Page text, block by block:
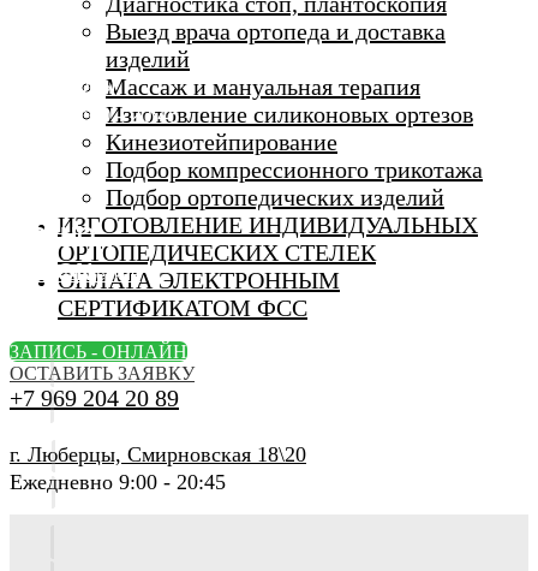
Выезд врача ортопеда и доставка
изделий
Массаж и мануальная терапия
Изготовление силиконовых ортезов
Кинезиотейпирование
Подбор компрессионного трикотажа
Подбор ортопедических изделий
ИЗГОТОВЛЕНИЕ ИНДИВИДУАЛЬНЫХ
ОРТОПЕДИЧЕСКИХ СТЕЛЕК
ОПЛАТА ЭЛЕКТРОННЫМ
СЕРТИФИКАТОМ ФСС
ЗАПИСЬ - ОНЛАЙН
ОСТАВИТЬ ЗАЯВКУ
+7 969 204 20 89
г. Люберцы, Смирновская 18\20
Ежедневно 9:00 - 20:45